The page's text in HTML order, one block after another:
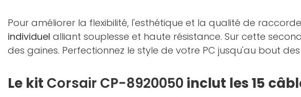
Pour améliorer la flexibilité, l'esthétique et la qualité de
individuel alliant souplesse et haute résistance. Sur cette
des gaines. Perfectionnez le style de votre PC jusqu'au bout
Le kit Corsair CP-8920050 inclut les 15